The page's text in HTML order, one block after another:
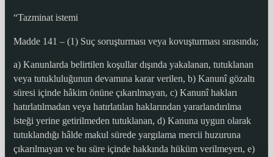
“Tazminat istemi
Madde 141 – (1) Suç soruşturması veya kovuşturması sırasında;
a) Kanunlarda belirtilen koşullar dışında yakalanan, tutuklanan
veya tutukluluğunun devamına karar verilen, b) Kanunî gözaltı
süresi içinde hâkim önüne çıkarılmayan, c) Kanunî hakları
hatırlatılmadan veya hatırlatılan haklarından yararlandırılma
isteği yerine getirilmeden tutuklanan, d) Kanuna uygun olarak
tutuklandığı hâlde makul sürede yargılama mercii huzuruna
çıkarılmayan ve bu süre içinde hakkında hüküm verilmeyen, e)